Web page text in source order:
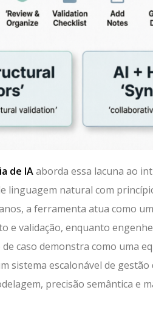
de IAaborda essa lacuna ao
linguagem natural com
a ferramenta atua como
e validação, enquanto
caso demonstra como uma
escalonável de gestão
precisão semântica e